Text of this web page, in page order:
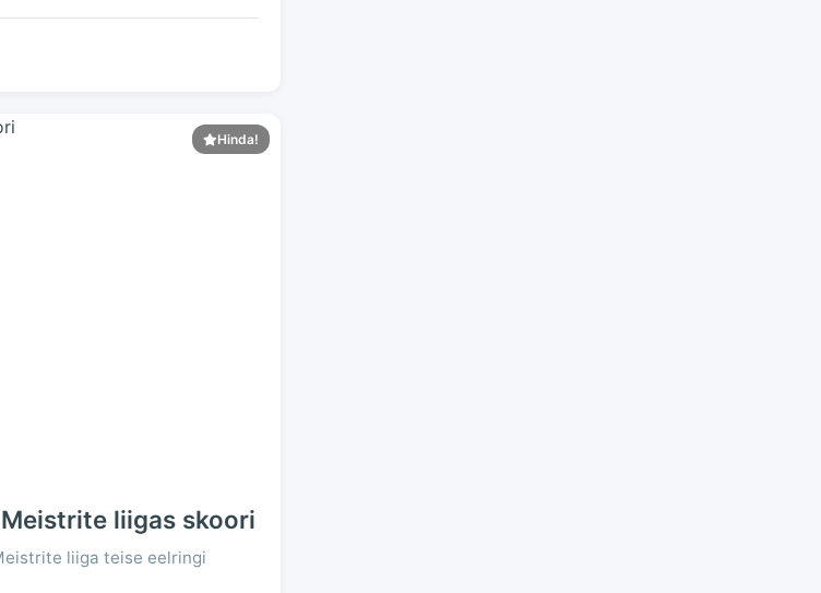
Hinda!
liigas skoori
liiga teise eelringi